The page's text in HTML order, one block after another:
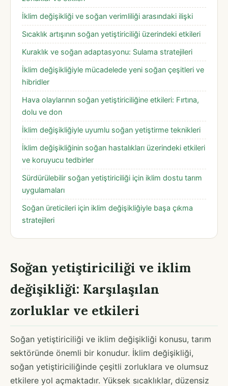
İklim değişikliği ve soğan verimliliği arasındaki ilişki
Sıcaklık artışının soğan yetiştiriciliği üzerindeki etkileri
Kuraklık ve soğan adaptasyonu: Sulama stratejileri
İklim değişikliğiyle mücadelede yeni soğan çeşitleri ve
hibridler
Hava olaylarının soğan yetiştiriciliğine etkileri: Fırtına,
dolu ve don
İklim değişikliğiyle uyumlu soğan yetiştirme teknikleri
İklim değişikliğinin soğan hastalıkları üzerindeki etkileri
ve koruyucu tedbirler
Sürdürülebilir soğan yetiştiriciliği için iklim dostu tarım
uygulamaları
Soğan üreticileri için iklim değişikliğiyle başa çıkma
stratejileri
Soğan yetiştiriciliği ve iklim
değişikliği: Karşılaşılan
zorluklar ve etkileri
Soğan yetiştiriciliği ve iklim değişikliği konusu, tarım
sektöründe önemli bir konudur. İklim değişikliği,
soğan yetiştiriciliğinde çeşitli zorluklara ve olumsuz
etkilere yol açmaktadır. Yüksek sıcaklıklar, düzensiz